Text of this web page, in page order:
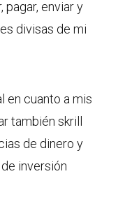
pagar, enviar y
divisas de mi
en cuanto a mis
también skrill
de dinero y
inversión